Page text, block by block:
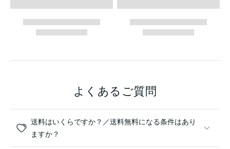
よくあるご質問
送料はいくらですか？／送料無料になる条件はあり
ますか？